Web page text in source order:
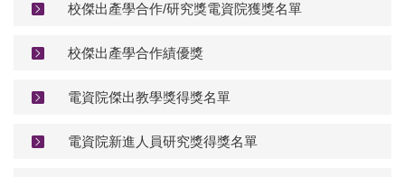
校傑出產學合作/研究獎電資院獲獎名單
校傑出產學合作績優獎
電資院傑出教學獎得獎名單
電資院新進人員研究獎得獎名單